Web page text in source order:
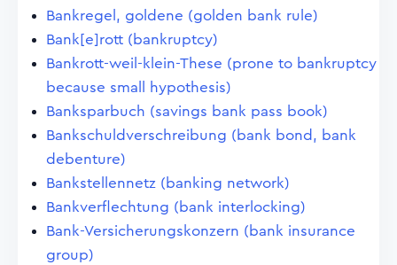
Bankregel, goldene (golden bank rule)
Bank[e]rott (bankruptcy)
Bankrott-weil-klein-These (prone to bankruptcy
because small hypothesis)
Banksparbuch (savings bank pass book)
Bankschuldverschreibung (bank bond, bank
debenture)
Bankstellennetz (banking network)
Bankverflechtung (bank interlocking)
Bank-Versicherungskonzern (bank insurance
group)